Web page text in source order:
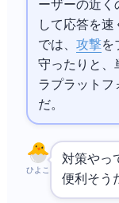
ーザーの近く
して応答を速
では、 DDoS攻撃を
守ったりと、
ラプラットフ
だ。
ひよこ
DDoS対策やっ
便利そう